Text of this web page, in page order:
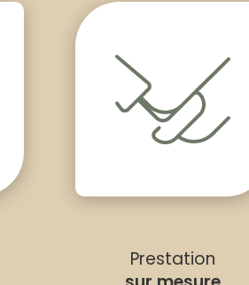
Prestation